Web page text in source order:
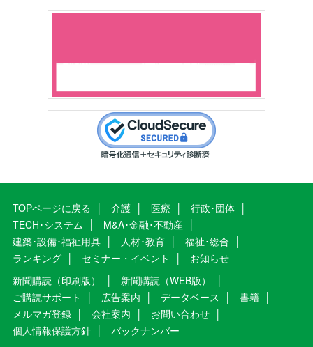
TOPページに戻る 介護 医療
行政･団体
TECH･システム
M&A･金融･不動産
建築･設備･福祉用具
人材･教育
福祉･総合
ランキング
セミナー・イベント
お知らせ
新聞購読（印刷版）
新聞購読（WEB版）
ご購読サポート
広告案内 データベース
書籍
メルマガ登録
会社案内
お問い合わせ
個人情報保護方針
バックナンバー